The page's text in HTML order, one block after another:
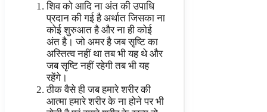
शिव को आदि ना अंत की उपाधि
प्रदान की गई है अर्थात जिसका ना
कोई शुरुआत है और ना ही कोई
अंत है। जो अमर है जब सृष्टि का
अस्तित्व नहीं था तब भी यह थे और
जब सृष्टि नहीं रहेगी तब भी यह
रहेंगे।
ठीक वैसे ही जब हमारे शरीर की
आत्मा हमारे शरीर के ना होने पर भी